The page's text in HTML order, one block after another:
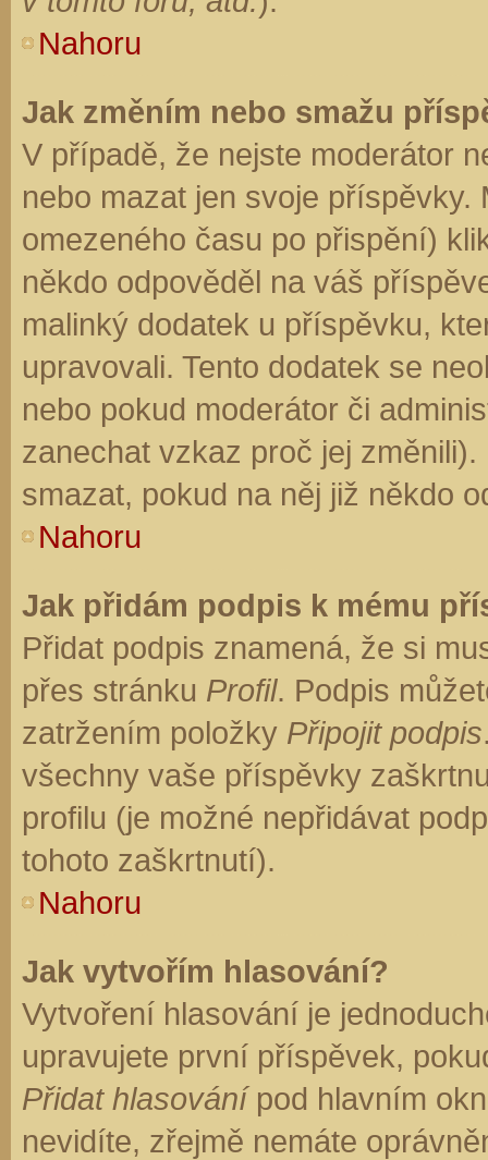
Nahoru
Jak změním nebo smažu
V případě, že nejste moderátor
nebo mazat jen svoje
omezeného času po přispění)
někdo odpověděl na váš
malinký dodatek u příspěvku,
upravovali. Tento dodatek se
nebo pokud moderátor či
zanechat vzkaz proč jej
smazat, pokud na něj již někdo
Nahoru
Jak přidám podpis k mému
Přidat podpis znamená, že si
přes stránku Profil. Podpis
zatržením položky Připojit podpis
všechny vaše příspěvky
profilu (je možné nepřidávat
tohoto zaškrtnutí).
Nahoru
Jak vytvořím hlasování?
Vytvoření hlasování je
upravujete první příspěvek,
Přidat hlasovánípod hlavním
nevidíte, zřejmě nemáte